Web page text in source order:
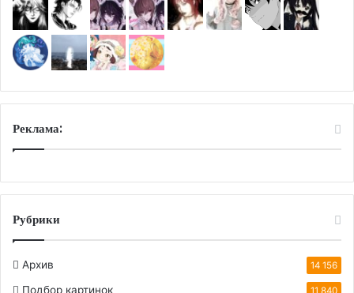
Реклама:
Рубрики
Архив 14 156
Подбор картинок 11 840